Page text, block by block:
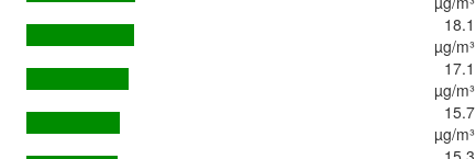
18.1
µg/m³
17.1
µg/m³
15.7
µg/m³